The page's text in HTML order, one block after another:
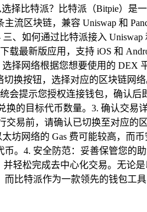
择比特派？比特派（Bitpie）
流区块链，兼容 Uniswap 和
、如何通过比特派接入
载最新版应用，支持 iOS 和
择网络根据您想要使用的 DEX
换按钮，选择对应的区块链网
统会提示您授权连接钱包，确
的目标代币数量。3. 确认交
易前，请确认已切换至对应的
坊网络的 Gas 费可能较高，
。4. 安全防范：妥善保管您
轻松完成去中心化交易。无论
比特派作为一款领先的钱包